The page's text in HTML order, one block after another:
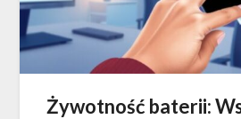
Żywotność baterii: